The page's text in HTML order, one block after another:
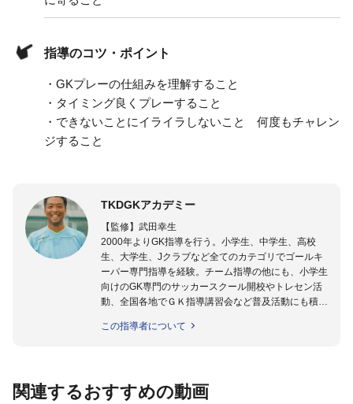
指導のコツ・ポイント
・GKプレーの仕組みを理解すること
・タイミング良くプレーすること
・できないことにイライラしないこと 何度もチャレン
ジすること
TKDGKアカデミー
【監修】武田幸生
2000年よりGK指導を行う。小学生、中学生、高校
生、大学生、Jクラブなど全てのカテゴリでゴールキ
ーパー専門指導を経験。チーム指導の他にも、小学生
向けのGK専門のサッカースクール開校やトレセン活
動、全国各地でＧＫ指導講習会など普及活動にも積極
り口」にいる選手から「プロ選手」まで指導する日本
【指導ライセンス】日本サッカー協会公認Ｂ級・日本
この指導者について
関連するおすすめの動画